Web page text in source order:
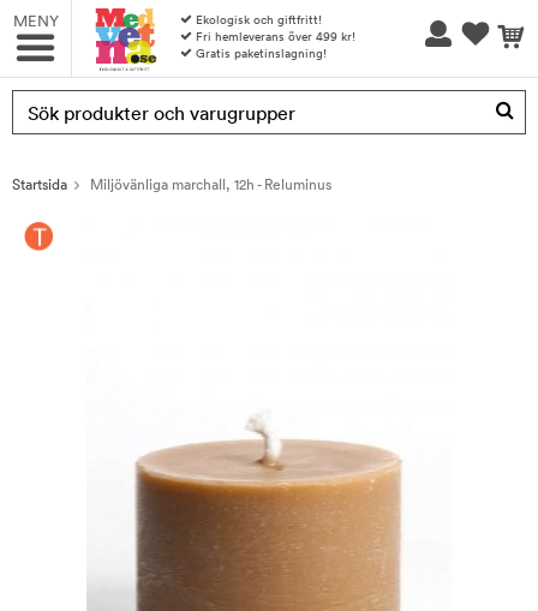
MENY
Ekologisk och giftfritt!
Fri hemleverans över 499 kr!
Gratis paketinslagning!
Produkten har blivit tillagd i varukorgen
Startsida Miljövänliga marchall, 12h - Reluminus